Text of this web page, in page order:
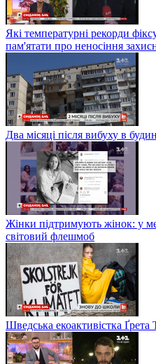
Які температурні рекорди
пам'ятати про неносіння
Два місяці після вибуху в
Жінки підтримують жінок: у
світовий флешмоб
Шведська екоактивістка